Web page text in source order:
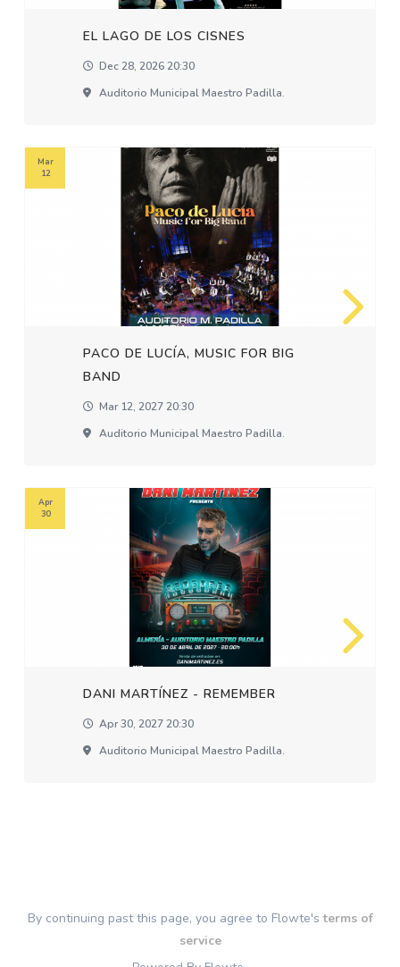
EL LAGO DE LOS CISNES
Dec 28, 2026 20:30
Auditorio Municipal Maestro Padilla.
PACO DE LUCÍA, MUSIC FOR BIG
BAND
Mar 12, 2027 20:30
Auditorio Municipal Maestro Padilla.
Mar
12
DANI MARTÍNEZ - REMEMBER
Apr 30, 2027 20:30
Auditorio Municipal Maestro Padilla.
Apr
30
By continuing past this page, you agree to Flowte'sterms of
service